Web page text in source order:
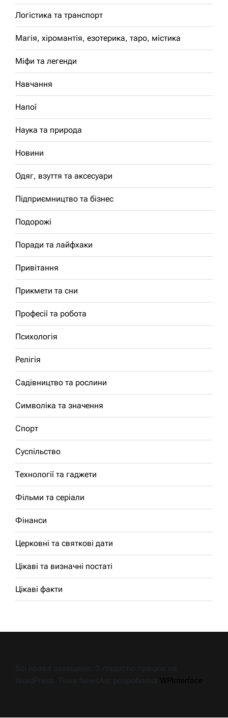
Логістика та транспорт
Магія, хіромантія, езотерика, таро, містика
Міфи та легенди
Навчання
Напої
Наука та природа
Новини
Одяг, взуття та аксесуари
Підприємництво та бізнес
Подорожі
Поради та лайфхаки
Привітання
Прикмети та сни
Професії та робота
Психологія
Релігія
Садівництво та рослини
Символіка та значення
Спорт
Суспільство
Технології та гаджети
Фільми та серіали
Фінанси
Церковні та святкові дати
Цікаві та визначні постаті
Цікаві факти